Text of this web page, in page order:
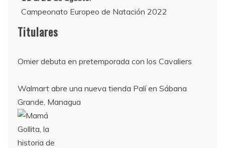
Campeonato Europeo de Natación 2022
12 de agosto:
Empieza La Liga 2022-2023
Titulares
Omier debuta en pretemporada con los Cavaliers
Walmart abre una nueva tienda Palí en Sábana
Grande, Managua